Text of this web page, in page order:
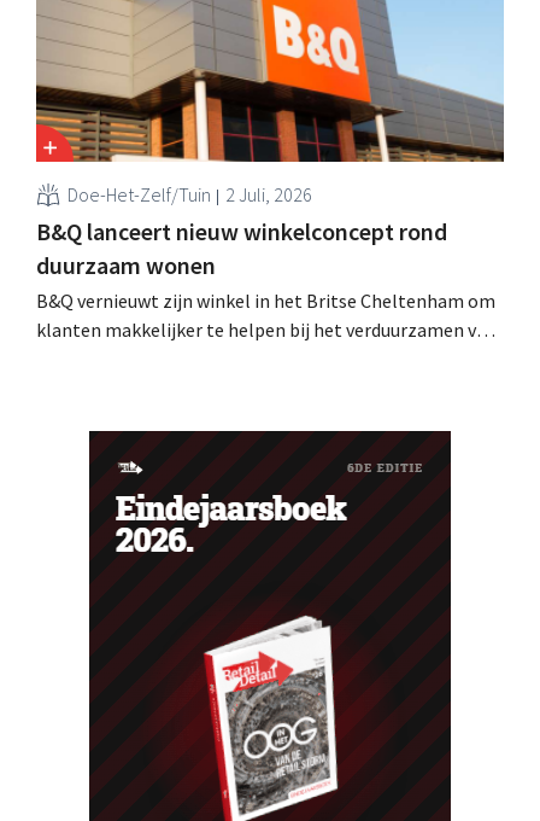
resultaten en tevredener klanten op.
Doe-Het-Zelf/Tuin 2 Juli, 2026
B&Q lanceert nieuw winkelconcept rond
duurzaam wonen
B&Q vernieuwt zijn winkel in het Britse Cheltenham om
klanten makkelijker te helpen bij het verduurzamen van